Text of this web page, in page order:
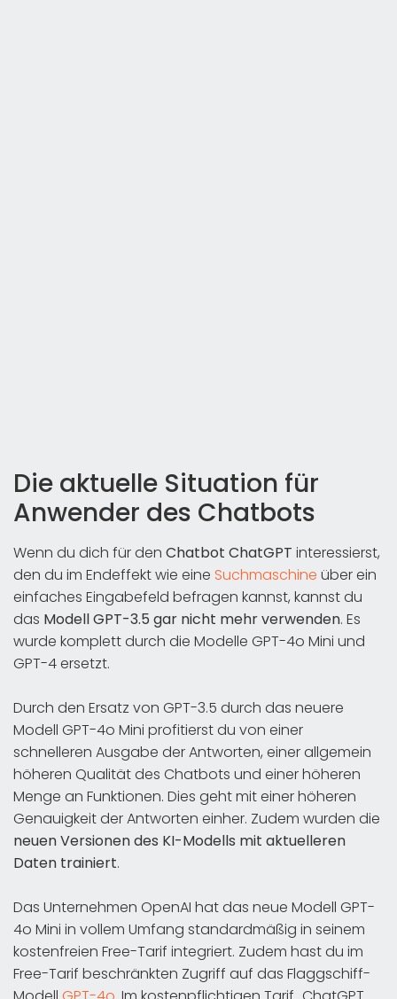
Die aktuelle Situation für
Anwender des Chatbots
Wenn du dich für den Chatbot ChatGPT interessierst,
den du im Endeffekt wie eine Suchmaschine über ein
einfaches Eingabefeld befragen kannst, kannst du
das Modell GPT-3.5 gar nicht mehr verwenden. Es
wurde komplett durch die Modelle GPT-4o Mini und
GPT-4 ersetzt.
Durch den Ersatz von GPT-3.5 durch das neuere
Modell GPT-4o Mini profitierst du von einer
schnelleren Ausgabe der Antworten, einer allgemein
höheren Qualität des Chatbots und einer höheren
Menge an Funktionen. Dies geht mit einer höheren
Genauigkeit der Antworten einher. Zudem wurden die
neuen Versionen des KI-Modells mit aktuelleren
Daten trainiert.
Das Unternehmen OpenAI hat das neue Modell GPT-
4o Mini in vollem Umfang standardmäßig in seinem
kostenfreien Free-Tarif integriert. Zudem hast du im
Free-Tarif beschränkten Zugriff auf das Flaggschiff-